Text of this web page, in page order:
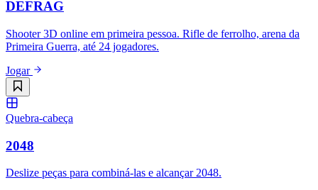
DEFRAG
Shooter 3D online em primeira pessoa. Rifle de ferrolho, arena da
Primeira Guerra, até 24 jogadores.
Jogar
Quebra-cabeça
2048
Deslize peças para combiná-las e alcançar 2048.